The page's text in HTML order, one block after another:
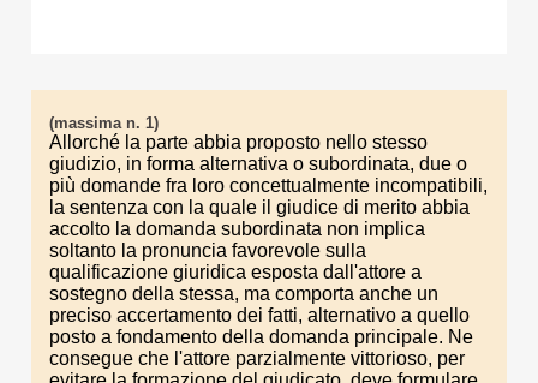
(massima n. 1)
Allorché la parte abbia proposto nello stesso
giudizio, in forma alternativa o subordinata, due o
più domande fra loro concettualmente incompatibili,
la sentenza con la quale il giudice di merito abbia
accolto la domanda subordinata non implica
soltanto la pronuncia favorevole sulla
qualificazione giuridica esposta dall'attore a
sostegno della stessa, ma comporta anche un
preciso accertamento dei fatti, alternativo a quello
posto a fondamento della domanda principale. Ne
consegue che l'attore parzialmente vittorioso, per